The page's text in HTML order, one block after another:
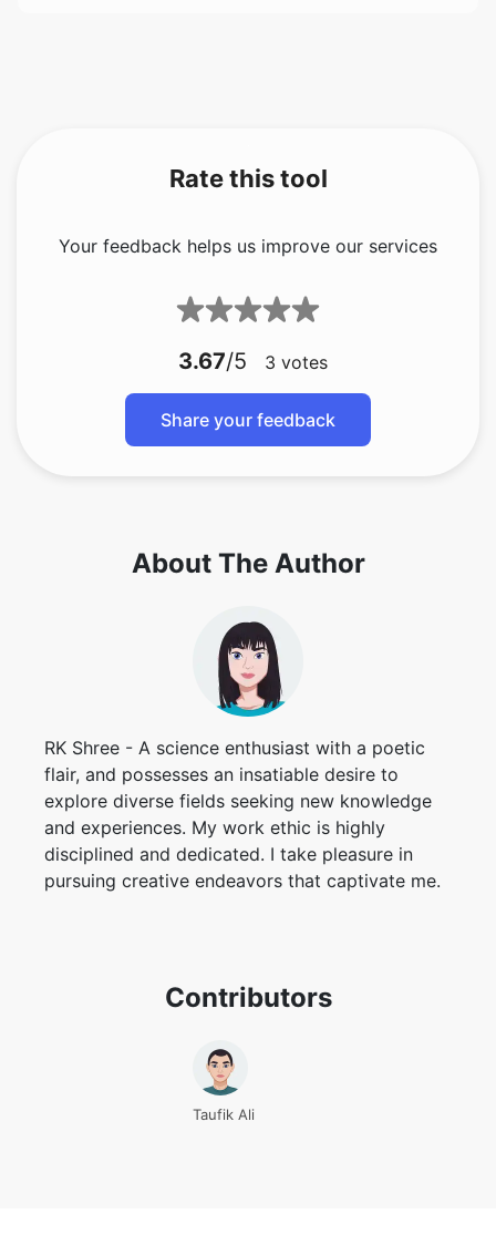
Rate this tool
Your feedback helps us improve our services
3.67/5 3 votes
Share your feedback
About The Author
RK Shree - A science enthusiast with a poetic
flair, and possesses an insatiable desire to
explore diverse fields seeking new knowledge
and experiences. My work ethic is highly
disciplined and dedicated. I take pleasure in
pursuing creative endeavors that captivate me.
Contributors
Taufik Ali